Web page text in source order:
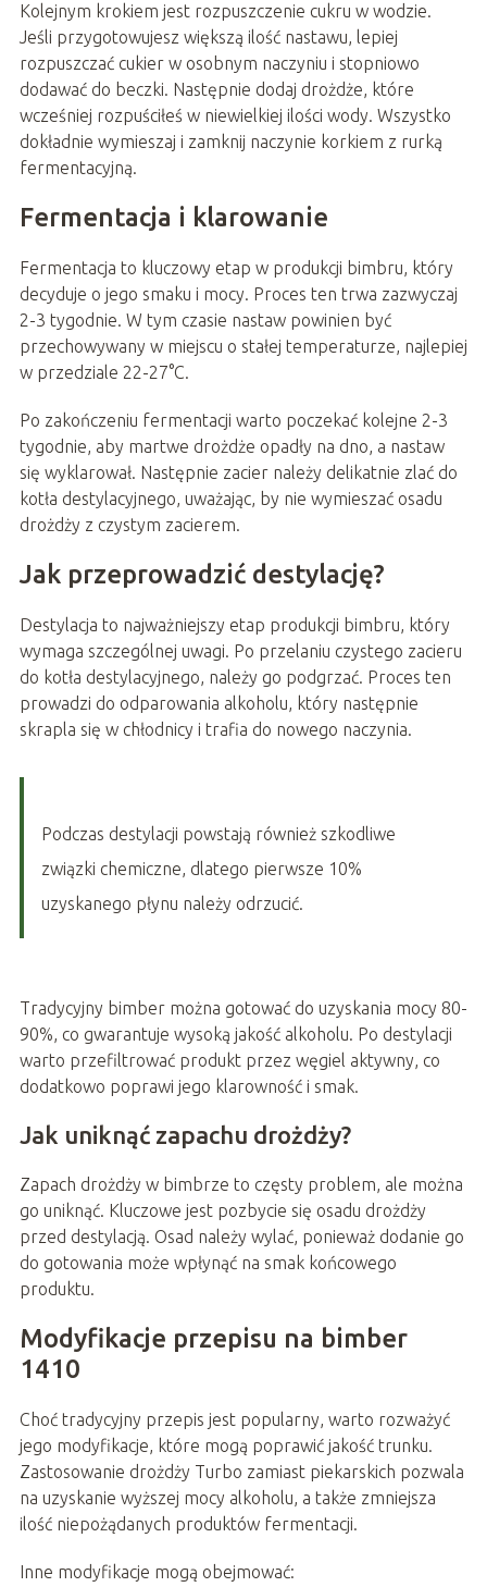
Kolejnym krokiem jest rozpuszczenie cukru w wodzie.
Jeśli przygotowujesz większą ilość nastawu, lepiej
rozpuszczać cukier w osobnym naczyniu i stopniowo
dodawać do beczki. Następnie dodaj drożdże, które
wcześniej rozpuściłeś w niewielkiej ilości wody. Wszystko
dokładnie wymieszaj i zamknij naczynie korkiem z rurką
fermentacyjną.
Fermentacja i klarowanie
Fermentacja to kluczowy etap w produkcji bimbru, który
decyduje o jego smaku i mocy. Proces ten trwa zazwyczaj
2-3 tygodnie. W tym czasie nastaw powinien być
przechowywany w miejscu o stałej temperaturze, najlepiej
w przedziale 22-27°C.
Po zakończeniu fermentacji warto poczekać kolejne 2-3
tygodnie, aby martwe drożdże opadły na dno, a nastaw
się wyklarował. Następnie zacier należy delikatnie zlać do
kotła destylacyjnego, uważając, by nie wymieszać osadu
drożdży z czystym zacierem.
Jak przeprowadzić destylację?
Destylacja to najważniejszy etap produkcji bimbru, który
wymaga szczególnej uwagi. Po przelaniu czystego zacieru
do kotła destylacyjnego, należy go podgrzać. Proces ten
prowadzi do odparowania alkoholu, który następnie
skrapla się w chłodnicy i trafia do nowego naczynia.
Podczas destylacji powstają również szkodliwe
związki chemiczne, dlatego pierwsze 10%
uzyskanego płynu należy odrzucić.
Tradycyjny bimber można gotować do uzyskania mocy 80-
90%, co gwarantuje wysoką jakość alkoholu. Po destylacji
warto przefiltrować produkt przez węgiel aktywny, co
dodatkowo poprawi jego klarowność i smak.
Jak uniknąć zapachu drożdży?
Zapach drożdży w bimbrze to częsty problem, ale można
go uniknąć. Kluczowe jest pozbycie się osadu drożdży
przed destylacją. Osad należy wylać, ponieważ dodanie go
do gotowania może wpłynąć na smak końcowego
produktu.
Modyfikacje przepisu na bimber
1410
Choć tradycyjny przepis jest popularny, warto rozważyć
jego modyfikacje, które mogą poprawić jakość trunku.
Zastosowanie drożdży Turbo zamiast piekarskich pozwala
na uzyskanie wyższej mocy alkoholu, a także zmniejsza
ilość niepożądanych produktów fermentacji.
Inne modyfikacje mogą obejmować: